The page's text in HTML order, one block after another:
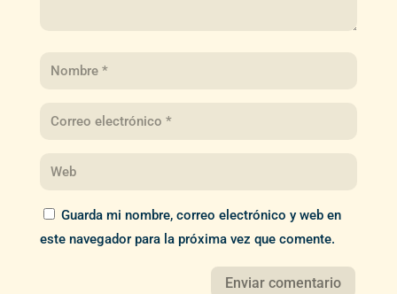
Guarda mi nombre, correo electrónico y web en
este navegador para la próxima vez que comente.